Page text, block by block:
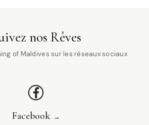
nos Rêves
of Maldives sur les réseaux sociaux
Facebook